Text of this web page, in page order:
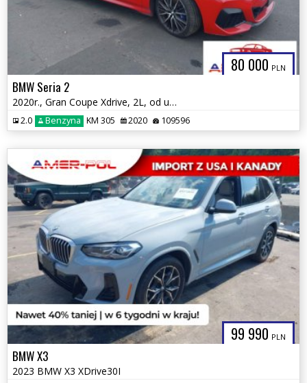
80 000 PLN
BMW Seria 2
2020r., Gran Coupe Xdrive, 2L, od ubezpieczalni
2.0 Benzyna KM 305 2020 109596
99 990 PLN
BMW X3
2023 BMW X3 XDrive30I